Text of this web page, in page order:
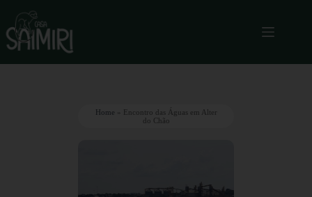
Home
Encontro das Águas em Alter
do Chão